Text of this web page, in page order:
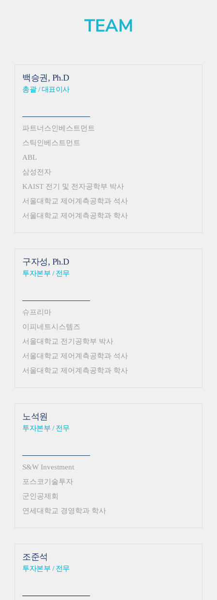
TEAM
백승권, Ph.D
총괄 / 대표이사
파트너스인베스트먼트
스틱인베스트먼트
ABL
삼성전자
KAIST 전기 및 전자공학부 박사
서울대학교 제어계측공학과 석사
서울대학교 제어계측공학과 학사
구자성, Ph.D
투자본부 / 전무
슈프리마
이피네트시스템즈
서울대학교 전기공학부 박사
서울대학교 제어계측공학과 석사
서울대학교 제어계측공학과 학사
노석원
투자본부 / 전무
S&W Investment
포스코기술투자
군인공제회
연세대학교 경영학과 학사
조준석
투자본부 / 전무